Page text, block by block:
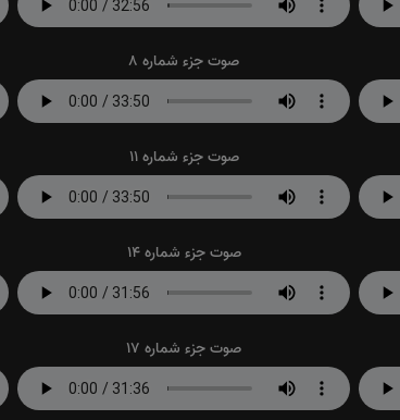
صوت جزء شماره 8
صوت جزء شماره 11
صوت جزء شماره 14
صوت جزء شماره 17